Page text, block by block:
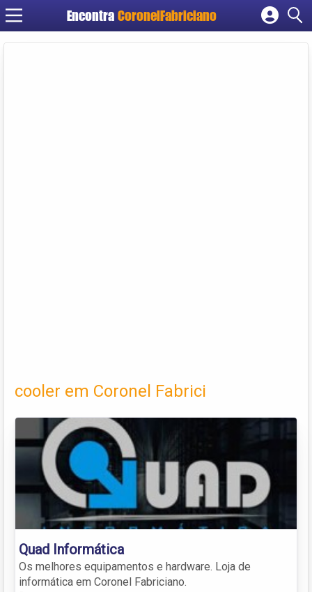
Encontra CoronelFabriciano
Cadastrar empresa
cooler em Coronel Fabrici
Quad Informática
Os melhores equipamentos e hardware. Loja de
informática em Coronel Fabriciano.